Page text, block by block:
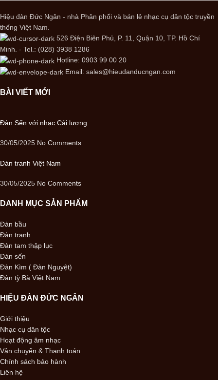
Hiệu đàn Đức Ngân - nhà Phân phối và bán lẻ nhạc cụ dân tộc truyền
thống Việt Nam.
526 Điện Biên Phủ, P. 11, Quận 10, TP. Hồ Chí
Minh. - Tel.: (028) 3938 1286
Hotline: 0903 99 00 20
Email: sales@hieudanducngan.com
BÀI VIẾT MỚI
Đàn Sến với nhạc Cải lương
30/05/2025 No Comments
Đàn tranh Việt Nam
30/05/2025 No Comments
DANH MỤC SẢN PHẨM
Đàn bầu
Đàn tranh
Đàn tam thập lục
Đàn sến
Đàn Kìm ( Đàn Nguyệt)
Đàn tỳ Bà Việt Nam
HIỆU ĐÀN ĐỨC NGÂN
Giới thiệu
Nhạc cụ dân tộc
Hoạt động âm nhạc
Vận chuyển & Thanh toán
Chính sách bảo hành
Liên hệ